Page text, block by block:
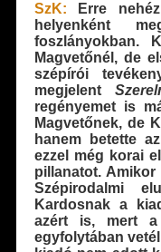
SzK: Erre
helyenként
foszlányokban.
Magvetőnél, de
szépírói
megjelent
regényemet is
Magvetőnek, de
hanem betette
ezzel még korai
pillanatot.
Szépirodalmi
Kardosnak a
azért is, mert a
egyfolytában